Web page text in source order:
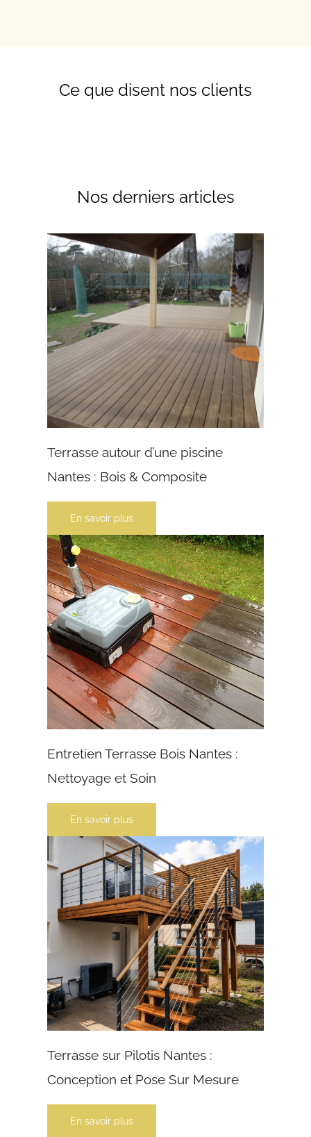
Ce que disent nos clients
Nos derniers articles
Terrasse autour d’une piscine
Nantes : Bois & Composite
En savoir plus
Entretien Terrasse Bois Nantes :
Nettoyage et Soin
En savoir plus
Terrasse sur Pilotis Nantes :
Conception et Pose Sur Mesure
En savoir plus